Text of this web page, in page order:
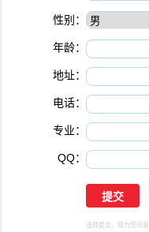
性别：
年龄：
地址：
电话：
专业：
QQ：
选择提交，视为您同意